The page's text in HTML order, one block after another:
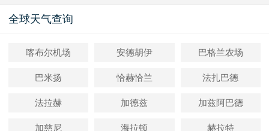
全球天气查询
喀布尔机场 安德胡伊 巴格兰农场
巴米扬 恰赫恰兰 法扎巴德
法拉赫 加德兹 加兹阿巴德
加慈尼 海拉顿 赫拉特